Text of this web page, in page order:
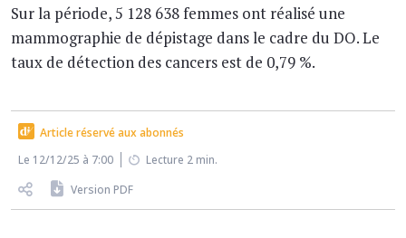
Sur la période, 5 128 638 femmes ont réalisé une
mammographie de dépistage dans le cadre du DO. Le
taux de détection des cancers est de 0,79 %.
Article réservé aux abonnés
Le 12/12/25 à 7:00
Lecture 2 min.
Version PDF